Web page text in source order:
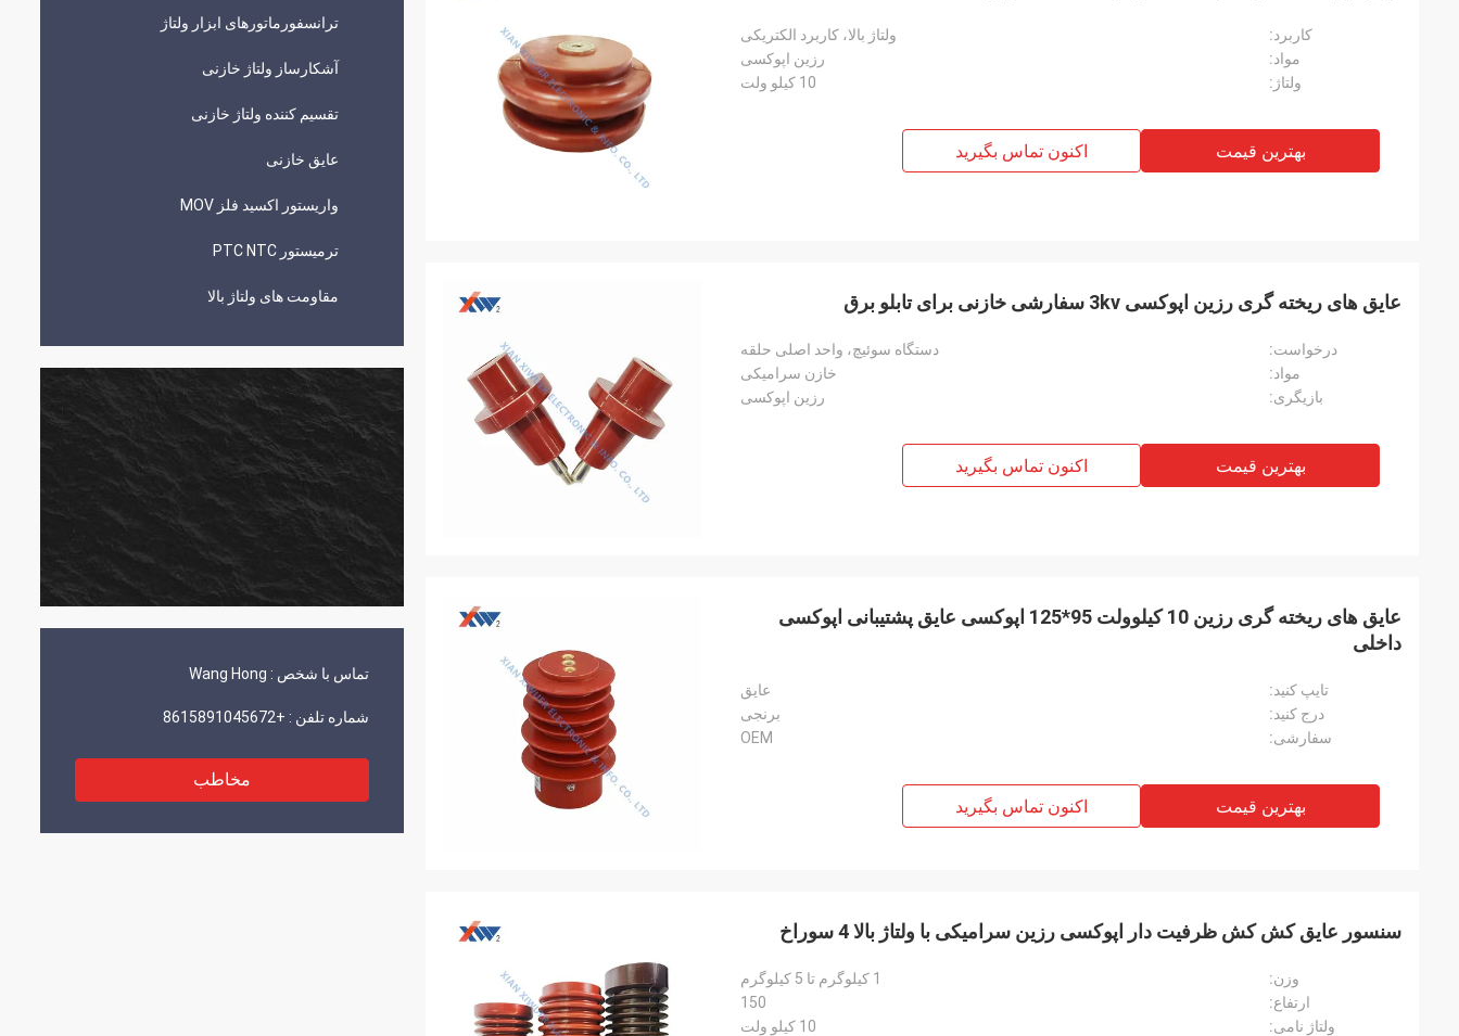
ترانسفورماتورهای ابزار ولتاژ
آشکارساز ولتاژ خازنی
تقسیم کننده ولتاژ خازنی
عایق خازنی
واریستور اکسید فلز MOV
ترمیستور PTC NTC
مقاومت های ولتاژ بالا
تماس با شخص : Wang Hong
شماره تلفن : +8615891045672
مخاطب
کاربرد:
ولتاژ بالا، کاربرد الکتریکی
مواد:
رزین اپوکسی
ولتاژ:
10 کیلو ولت
بهترین قیمت اکنون تماس بگیرید
عایق های ریخته گری رزین اپوکسی 3kv سفارشی خازنی برای تابلو برق
درخواست:
دستگاه سوئیچ، واحد اصلی حلقه
مواد:
خازن سرامیکی
بازیگری:
رزین اپوکسی
بهترین قیمت اکنون تماس بگیرید
عایق های ریخته گری رزین 10 کیلوولت 95*125 اپوکسی عایق پشتیبانی اپوکسی
داخلی
تایپ کنید:
عایق
درج کنید:
برنجی
سفارشی:
OEM
بهترین قیمت اکنون تماس بگیرید
سنسور عایق کش کش ظرفیت دار اپوکسی رزین سرامیکی با ولتاژ بالا 4 سوراخ
وزن:
1 کیلوگرم تا 5 کیلوگرم
ارتفاع:
150
ولتاژ نامی:
10 کیلو ولت